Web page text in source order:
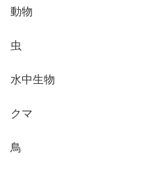
動物
虫
水中生物
クマ
鳥